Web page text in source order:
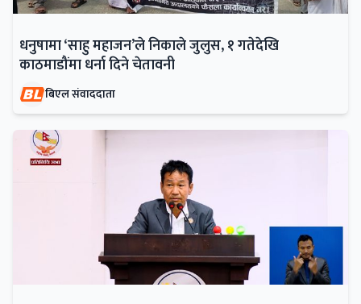
धनुषामा ‘साहु महाजन’ले निकाले जुलुस, १ गतेदेखि
काठमाडौंमा धर्ना दिने चेतावनी
बिएल संवाददाता